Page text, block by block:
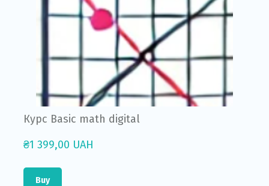
Курс Basic math digital
₴1 399,00 UAH
Buy